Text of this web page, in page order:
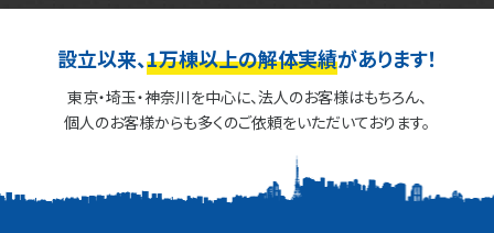
設立以来、1万棟以上の解体実績があります！
東京・埼玉・神奈川を中心に、法人のお客様はもちろん、
個人のお客様からも多くのご依頼をいただいております。